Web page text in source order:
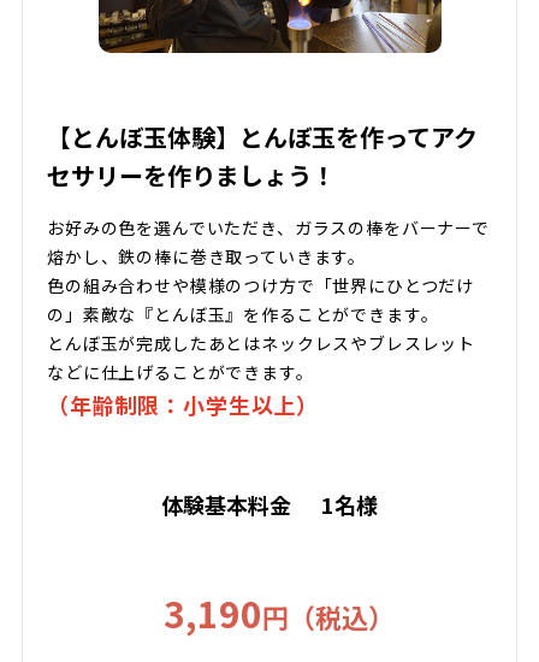
【とんぼ玉体験】とんぼ玉を作ってアク
セサリーを作りましょう！
お好みの色を選んでいただき、ガラスの棒をバーナーで
熔かし、鉄の棒に巻き取っていきます。
色の組み合わせや模様のつけ方で「世界にひとつだけ
の」素敵な『とんぼ玉』を作ることができます。
とんぼ玉が完成したあとはネックレスやブレスレット
などに仕上げることができます。
（年齢制限：小学生以上）
体験基本料金 1名様
3,190円（税込）